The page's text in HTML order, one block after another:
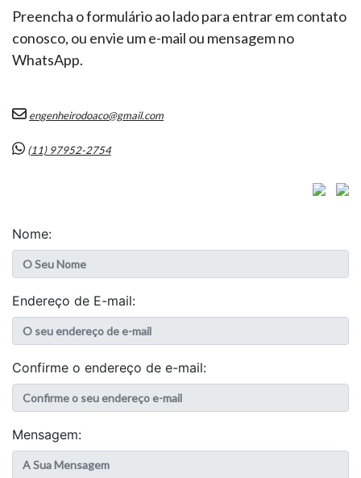
Preencha o formulário ao lado para entrar em contato
conosco, ou envie um e-mail ou mensagem no
WhatsApp.
engenheirodoaco@gmail.com
(11) 97952-2754
Nome:
Endereço de E-mail:
Confirme o endereço de e-mail:
Mensagem: